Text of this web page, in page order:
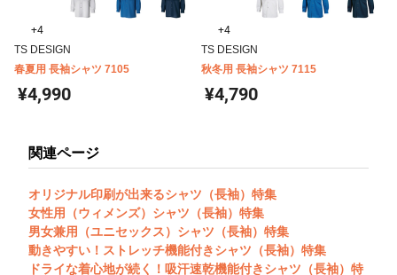
+4
TS DESIGN
春夏用 長袖シャツ 7105
¥4,990
+4
TS DESIGN
秋冬用 長袖シャツ 7115
¥4,790
関連ページ
オリジナル印刷が出来るシャツ（長袖）特集
女性用（ウィメンズ）シャツ（長袖）特集
男女兼用（ユニセックス）シャツ（長袖）特集
動きやすい！ストレッチ機能付きシャツ（長袖）特集
ドライな着心地が続く！吸汗速乾機能付きシャツ（長袖）特